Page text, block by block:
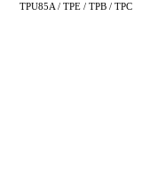
TPU85A / TPE / TPB / TPC